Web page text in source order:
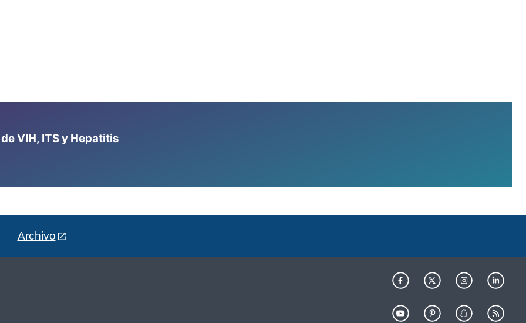
VIH, ITS y Hepatitis
Archivo